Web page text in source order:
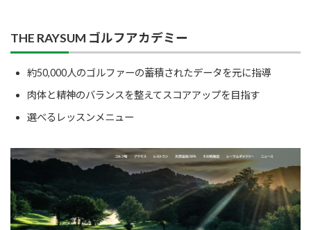
THE RAYSUM ゴルフアカデミー
約50,000人のゴルファーの蓄積されたデータを元に指導
肉体と精神のバランスを整えてスコアアップを目指す
選べるレッスンメニュー